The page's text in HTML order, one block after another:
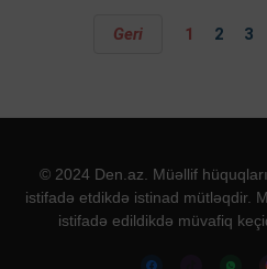
Geri 1 2 3
© 2024 Den.az. Müəllif
istifadə etdikdə istinad mütləqdir.
istifadə edildikdə müvafiq